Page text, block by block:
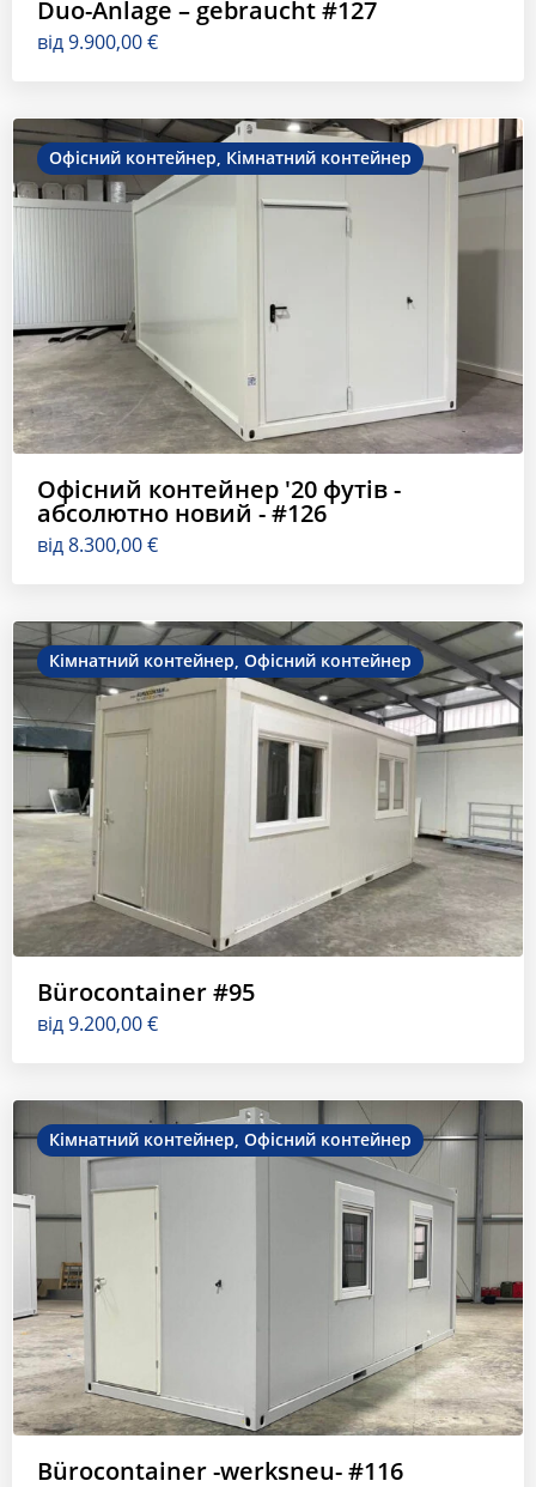
Duo-Anlage – gebraucht #127
від9.900,00€
Офісний контейнер, Кімнатний контейнер
Офісний контейнер '20 футів -
абсолютно новий - #126
від8.300,00€
Кімнатний контейнер, Офісний контейнер
Bürocontainer #95
від9.200,00€
Кімнатний контейнер, Офісний контейнер
Bürocontainer -werksneu- #116